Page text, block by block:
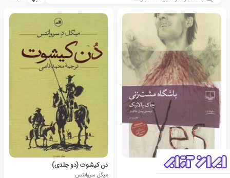
باشگاه مشت زنی
چاک پالانیک
دن کیشوت (دو جلدی)
میگل سروانتس